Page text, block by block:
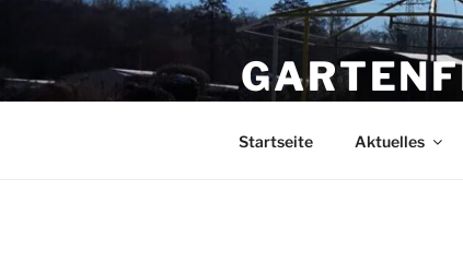
Startseite Aktuelles